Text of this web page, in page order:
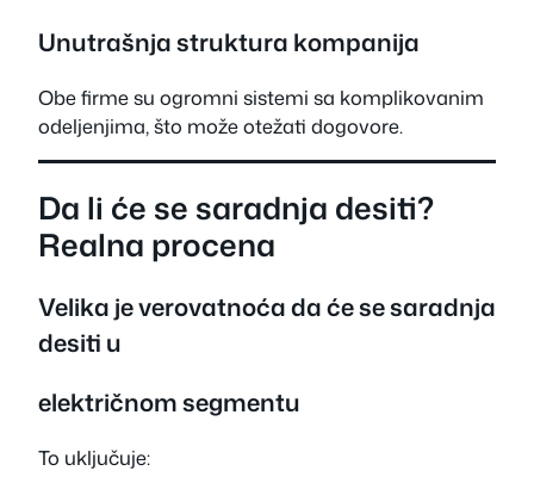
Unutrašnja struktura kompanija
Obe firme su ogromni sistemi sa komplikovanim
odeljenjima, što može otežati dogovore.
Da li će se saradnja desiti?
Realna procena
Velika je verovatnoća da će se saradnja
desiti u
električnom segmentu
To uključuje: